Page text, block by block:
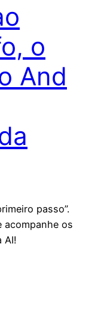
o
And
passo”.
acompanhe os
AI!